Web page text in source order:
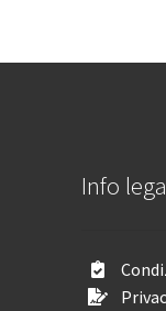
Info